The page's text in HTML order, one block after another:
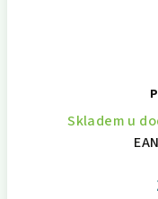
Skladem u